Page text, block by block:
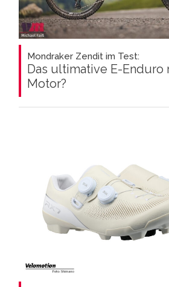
Mondraker Zendit im Test:
Das ultimative E-Enduro
Motor?